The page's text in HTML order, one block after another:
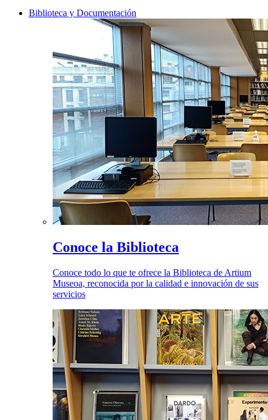
Biblioteca y Documentación
Conoce la Biblioteca
Conoce todo lo que te ofrece la Biblioteca de Artium
Museoa, reconocida por la calidad e innovación de sus
servicios